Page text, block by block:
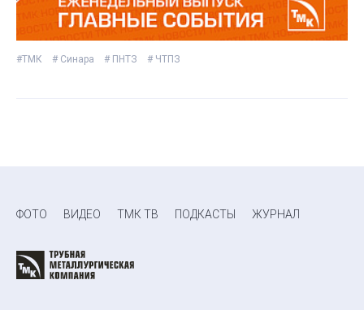
#ТМК # Синара # ПНТЗ # ЧТПЗ
ФОТО ВИДЕО ТМК ТВ ПОДКАСТЫ ЖУРНАЛ